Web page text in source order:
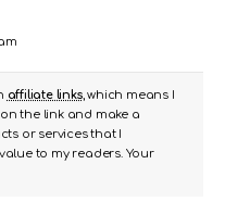
affiliate links, which means I
the link and make a
or services that I
to my readers. Your